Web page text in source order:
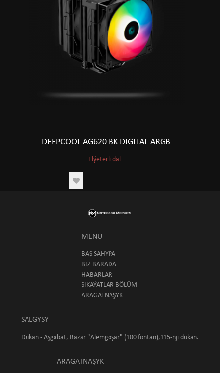
DEEPCOOL AG620 BK DIGITAL ARGB
Elýeterli däl
MENU
BAŞ SAHYPA
BIZ BARADA
HABARLAR
ŞIKAÝATLAR BÖLÜMI
ARAGATNAŞYK
SALGYSY
Dükan - Aşgabat, Bazar "Alemgoşar" (100 fontan),115-nji dükan.
ARAGATNAŞYK